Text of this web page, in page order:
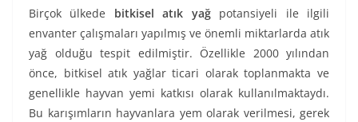
Birçok ülkede bitkisel atık yağpotansiyeli ile ilgili
envanter çalışmaları yapılmış ve önemli miktarlarda atık
yağ olduğu tespit edilmiştir. Özellikle 2000 yılından
önce, bitkisel atık yağlar ticari olarak toplanmakta ve
genellikle hayvan yemi katkısı olarak kullanılmaktaydı.
Bu karışımların hayvanlara yem olarak verilmesi, gerek